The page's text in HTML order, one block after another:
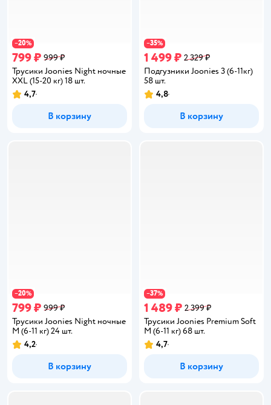
−20%
799 ₽ 999 ₽
Трусики Joonies Night ночные
XXL (15-20 кг) 18 шт.
Рейтинг:
4,7
В корзину
−35%
1 499 ₽ 2 329 ₽
Подгузники Joonies 3 (6-11кг)
58 шт.
Рейтинг:
4,8
В корзину
−20%
799 ₽ 999 ₽
Трусики Joonies Night ночные
M (6-11 кг) 24 шт.
Рейтинг:
4,2
В корзину
−37%
1 489 ₽ 2 399 ₽
Трусики Joonies Premium Soft
M (6-11 кг) 68 шт.
Рейтинг:
4,7
В корзину